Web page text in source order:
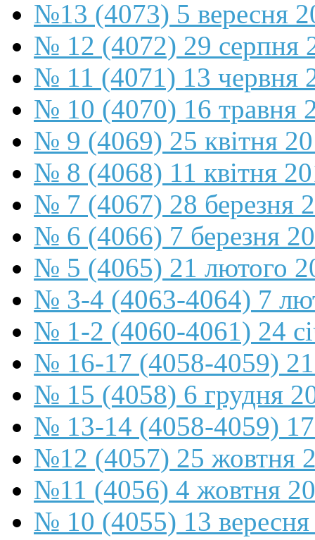
№13 (4073) 5 вересня
№ 12 (4072) 29 серпня
№ 11 (4071) 13 червня
№ 10 (4070) 16 травня
№ 9 (4069) 25 квітня
№ 8 (4068) 11 квітня
№ 7 (4067) 28 березня
№ 6 (4066) 7 березня
№ 5 (4065) 21 лютого
№ 3-4 (4063-4064) 7
№ 1-2 (4060-4061) 24
№ 16-17 (4058-4059) 21
№ 15 (4058) 6 грудня
№ 13-14 (4058-4059) 17
№12 (4057) 25 жовтня
№11 (4056) 4 жовтня
№ 10 (4055) 13